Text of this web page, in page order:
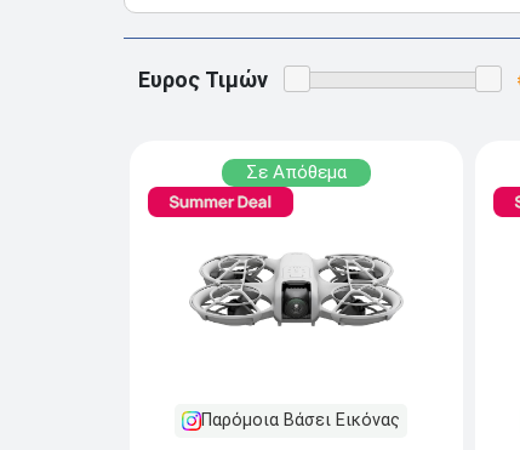
Ευρος Τιμών
Σε Απόθεμα
Παρόμοια Βάσει Εικόνας